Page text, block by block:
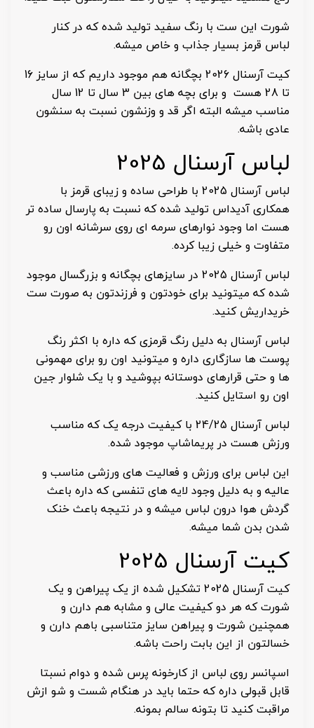
شورت این ست با رنگ سفید تولید شده که در کنار
لباس قرمز بسیار جذاب و خاص میشه.
کیت آرسنال 2026 بچگانه هم موجود داریم که از سایز 16
تا 28 هست و برای بچه های بین 3 سال تا 12 سال
مناسب میشه البته اگر قد و وزنشون نسبت به سنشون
عادی باشه.
لباس آرسنال 2025
لباس آرسنال 2025 با طراحی ساده و زیبای قرمز با
همکاری آدیداس تولید شده که نسبت به پارسال ساده تر
هست اما وجود نوارهای سرمه ای روی سرشانه اون رو
متفاوت و خیلی زیبا کرده.
لباس آرسنال 2025 در سایزهای بچگانه و بزرگسال موجود
شده که میتونید برای خودتون و فرزندتون به صورت ست
خریداریش کنید.
لباس آرسنال به دلیل رنگ قرمزی که داره با اکثر رنگ
پوست ها سازگاری داره و میتونید اون رو برای مهمونی
ها و حتی قرارهای دوستانه بپوشید و با یک شلوار جین
اون رو استایل کنید.
لباس آرسنال 24/25 با کیفیت درجه یک که مناسب
ورزش هست در پریماشاپ موجود شده.
این لباس برای ورزش و فعالیت های ورزشی مناسب و
عالیه و به دلیل وجود لایه های تنفسی که داره باعث
گردش هوا درون لباس میشه و در نتیجه باعث خنک
شدن بدن شما میشه.
کیت آرسنال 2025
کیت آرسنال 2025 تشکیل شده از یک پیراهن و یک
شورت که هر دو کیفیت عالی و مشابه هم دارن و
همچنین شورت و پیراهن سایز متناسبی باهم دارن و
خسالتون از این بابت راحت باشه.
اسپانسر روی لباس از کارخونه پرس شده و دوام نسبتا
قابل قبولی داره که حتما باید در هنگام شست و شو ازش
مراقبت کنید تا بتونه سالم بمونه.